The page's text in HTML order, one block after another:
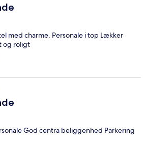
med charme. Personale i top Lækker
og roligt
God centra beliggenhed Parkering